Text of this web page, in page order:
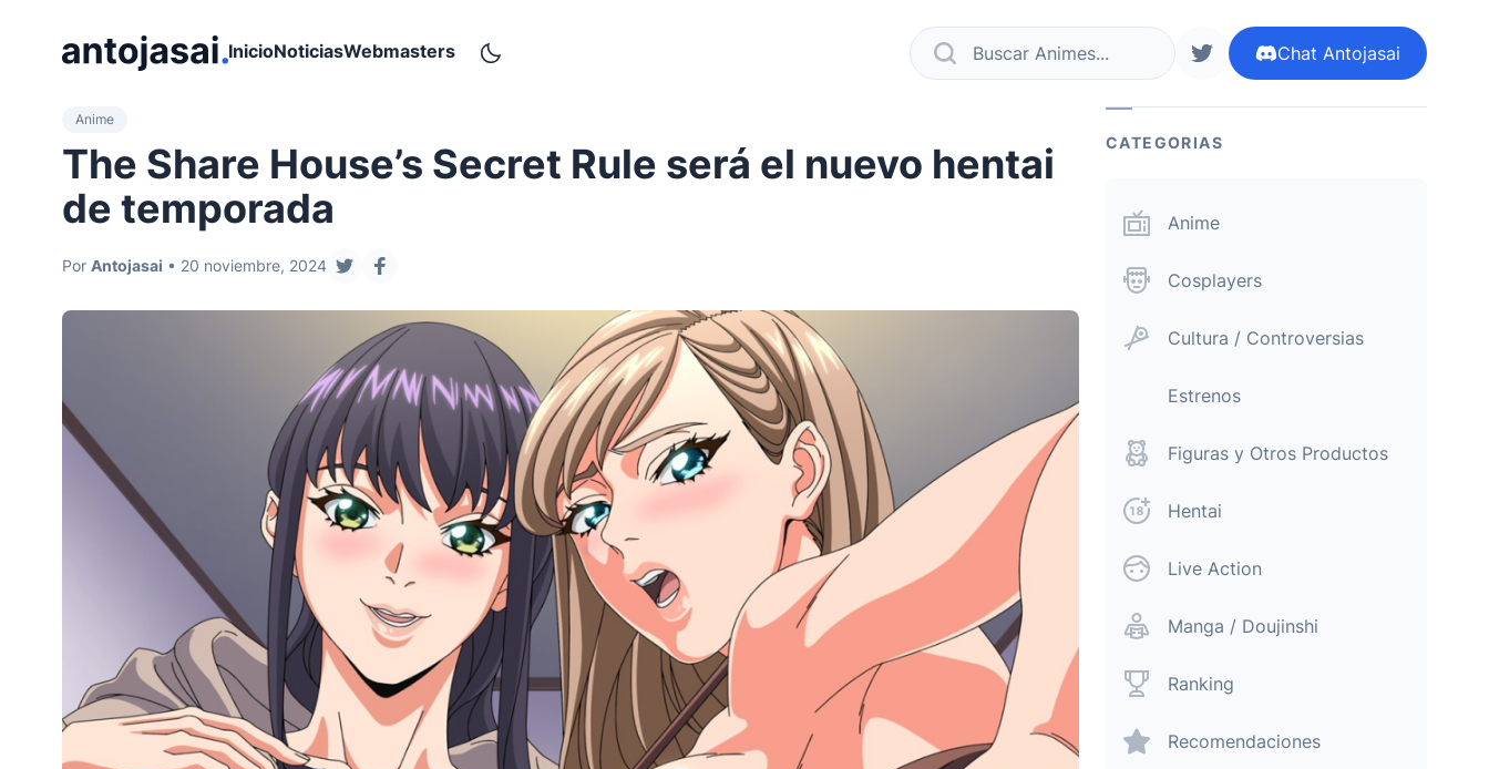
buscar ahora
InicioNoticiasWebmasters
siguenos en twitter
Chat Antojasai
modo oscuro
Anime
The Share House’s Secret Rule será el nuevo hentai
de temporada
Por Antojasai • 20 noviembre, 2024
compartir en twitter
compartir en facebook
CATEGORIAS
Anime
Cosplayers
Cultura / Controversias
Estrenos
Figuras y Otros Productos
Hentai
Live Action
Manga / Doujinshi
Ranking
Recomendaciones